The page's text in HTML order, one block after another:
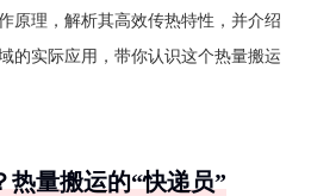
原理，解析其高效传热特性，并介绍
的实际应用，带你认识这个热量搬运
热量搬运的“快递员”